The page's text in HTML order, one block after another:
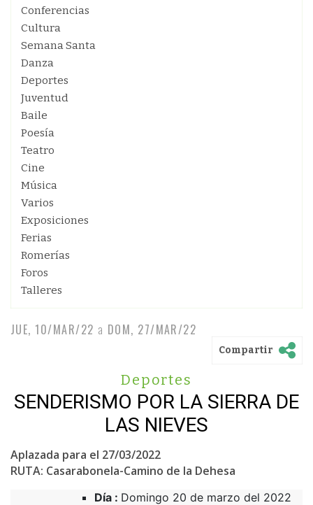
Conferencias
Cultura
Semana Santa
Danza
Deportes
Juventud
Baile
Poesía
Teatro
Cine
Música
Varios
Exposiciones
Ferias
Romerías
Foros
Talleres
JUE, 10/MAR/22 a DOM, 27/MAR/22
Compartir
Deportes
SENDERISMO POR LA SIERRA DE
LAS NIEVES
Aplazada para el 27/03/2022
RUTA: Casarabonela-Camino de la Dehesa
Día : Domingo 20 de marzo del 2022